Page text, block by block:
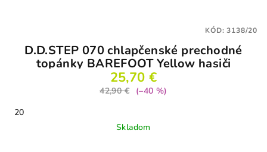
D.D.STEP 070 chlapčenské prechodné
topánky BAREFOOT Yellow hasiči
25,70 €
42,90 €
(–40 %)
20
Skladom
KÓD:3138/20